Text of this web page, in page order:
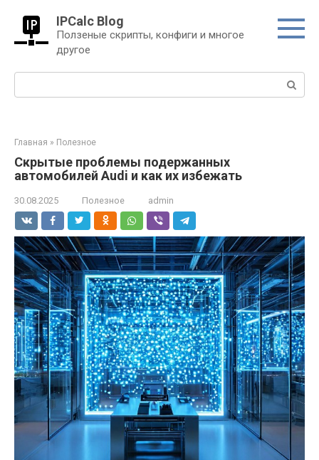
контенту
IPCalc Blog
Ползеные скрипты, конфиги и многое
другое
Поиск:
Главная » Полезное
Скрытые проблемы подержанных
автомобилей Audi и как их избежать
30.08.2025 Полезное admin